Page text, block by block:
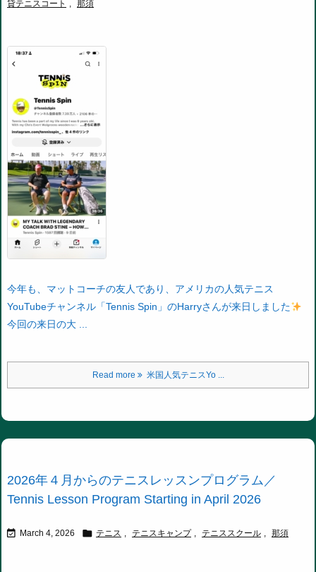
貸テニスコート , 那須
今年も、マットコーチの友人であり、 アメリカの人気テニス
YouTubeチャンネル「Tennis Spin」のHarryさんが来日しました
今回の来日の大 ...
Read more 米国人気テニスYo ...
2026年４月からのテニスレッスンプログラム／
Tennis Lesson Program Starting in April 2026
 March 4, 2026  テニス , テニスキャンプ , テニススクール , 那須